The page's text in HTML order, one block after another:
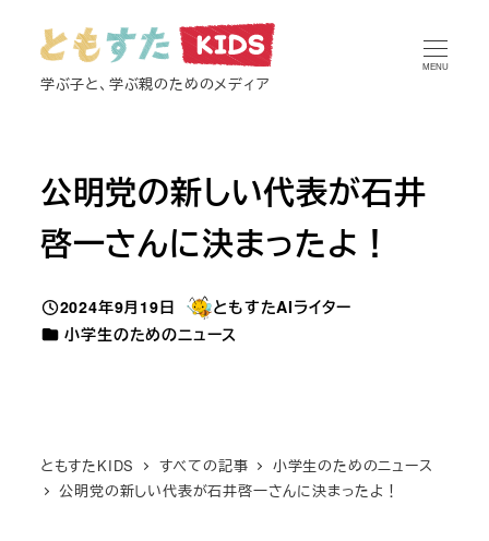
学ぶ子と、学ぶ親のためのメディア
MENU
公明党の新しい代表が石井
啓一さんに決まったよ！
投稿日
2024年9月19日
著
者
ともすたAIライター
カテゴリー
小学生のためのニュース
ともすたKIDS すべての記事
小学生のためのニュース
公明党の新しい代表が石井啓一さんに決まったよ！